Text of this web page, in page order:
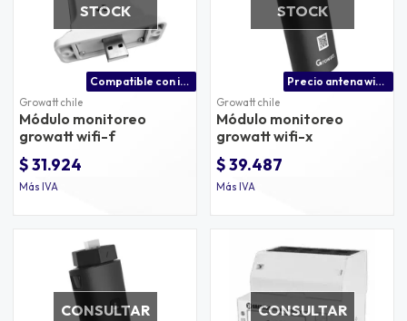
STOCK
Compatible con inversores growatt serie spf
Growatt chile
Módulo monitoreo
growatt wifi-f
$ 31.924
Más IVA
STOCK
Precio antena wifi growatt compatible con inversores ongrid
Growatt chile
Módulo monitoreo
growatt wifi-x
$ 39.487
Más IVA
CONSULTAR
CONSULTAR